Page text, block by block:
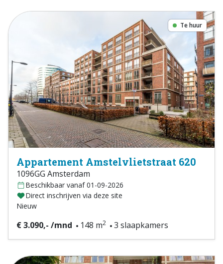
Te huur
Appartement Amstelvlietstraat 620
1096GG Amsterdam
Beschikbaar vanaf 01-09-2026
Direct inschrijven via deze site
Nieuw
€ 3.090,- /mnd 148 m2 3 slaapkamers